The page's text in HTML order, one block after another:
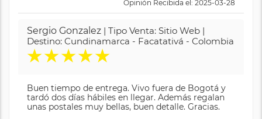
Opinión Recibida el: 2025-03-28
Sergio Gonzalez | Tipo Venta: Sitio Web |
Destino: Cundinamarca - Facatativá - Colombia
★★★★★
Buen tiempo de entrega. Vivo fuera de Bogotá y
tardó dos días hábiles en llegar. Además regalan
unas postales muy bellas, buen detalle. Gracias.